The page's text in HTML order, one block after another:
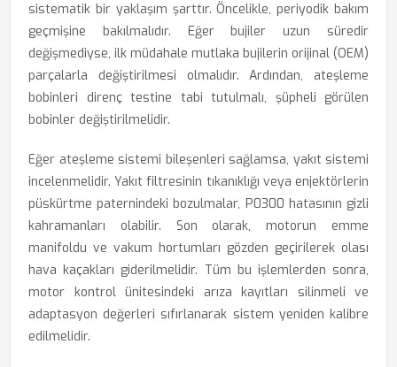
sistematik bir yaklaşım şarttır. Öncelikle, periyodik bakım
geçmişine bakılmalıdır. Eğer bujiler uzun süredir
değişmediyse, ilk müdahale mutlaka bujilerin orijinal (OEM)
parçalarla değiştirilmesi olmalıdır. Ardından, ateşleme
bobinleri direnç testine tabi tutulmalı, şüpheli görülen
bobinler değiştirilmelidir.
Eğer ateşleme sistemi bileşenleri sağlamsa, yakıt sistemi
incelenmelidir. Yakıt filtresinin tıkanıklığı veya enjektörlerin
püskürtme paternindeki bozulmalar, P0300 hatasının gizli
kahramanları olabilir. Son olarak, motorun emme
manifoldu ve vakum hortumları gözden geçirilerek olası
hava kaçakları giderilmelidir. Tüm bu işlemlerden sonra,
motor kontrol ünitesindeki arıza kayıtları silinmeli ve
adaptasyon değerleri sıfırlanarak sistem yeniden kalibre
edilmelidir.